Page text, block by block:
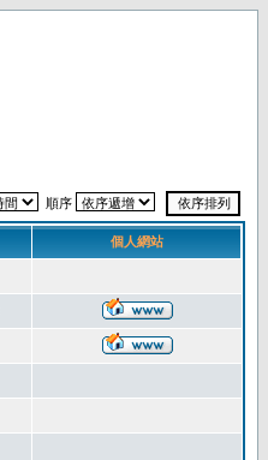
順序
個人網站